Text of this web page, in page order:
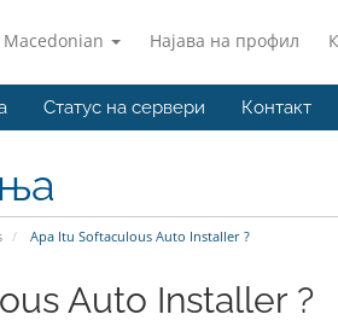
Macedonian Најава на профил
Статус на сервери Контакт
Apa Itu Softaculous Auto Installer ?
Auto Installer ?